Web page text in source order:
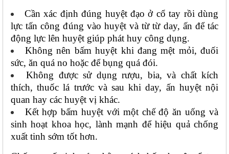
Cần xác định đúng huyệt đạo ở cổ tay rồi dùng
lực tấn công đúng vào huyệt và từ từ day, ấn để tác
động lực lên huyệt giúp phát huy công dụng.
Không nên bấm huyệt khi đang mệt mỏi, đuối
sức, ăn quá no hoặc để bụng quá đói.
Không được sử dụng rượu, bia, và chất kích
thích, thuốc lá trước và sau khi day, ấn huyệt nội
quan hay các huyệt vị khác.
Kết hợp bấm huyệt với một chế độ ăn uống và
sinh hoạt khoa học, lành mạnh để hiệu quả chống
xuất tinh sớm tốt hơn.